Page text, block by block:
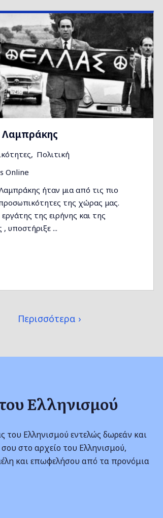
Λαμπράκης
Πολιτική
Online
ήταν μια από τις πιο
της χώρας μας.
της ειρήνης και της
υποστήριξε ...
Περισσότερα
Ελληνισμού
του Ελληνισμού εντελώς δωρεάν και
στο αρχείο του Ελληνισμού,
και επωφελήσου από τα προνόμια